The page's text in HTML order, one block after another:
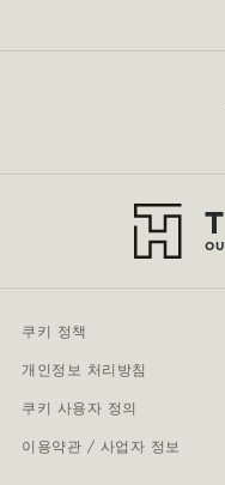
쿠키 정책
개인정보 처리방침
쿠키 사용자 정의
이용약관 / 사업자 정보